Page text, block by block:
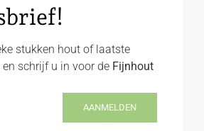
stukken hout of laatste
schrijf u in voor de Fijnhout
AANMELDEN